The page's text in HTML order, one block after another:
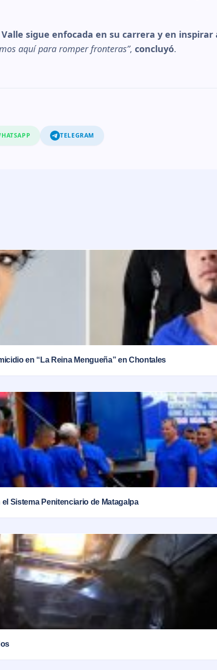
sigue enfocada en su carrera y en
aquí para romper fronteras”, concluyó.
TELEGRAM
en “La Reina Mengueña” en Chontales
Sistema Penitenciario de Matagalpa